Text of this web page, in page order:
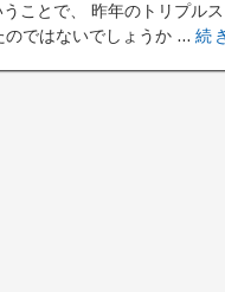
ことで、 昨年のトリプル
のではないでしょうか ... 続